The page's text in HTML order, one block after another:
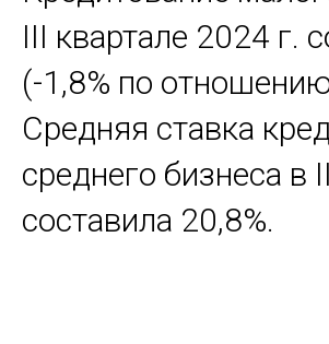
III квартале 2024 г.
(-1,8% по
Средняя ставка
среднего бизнеса в
составила 20,8%.